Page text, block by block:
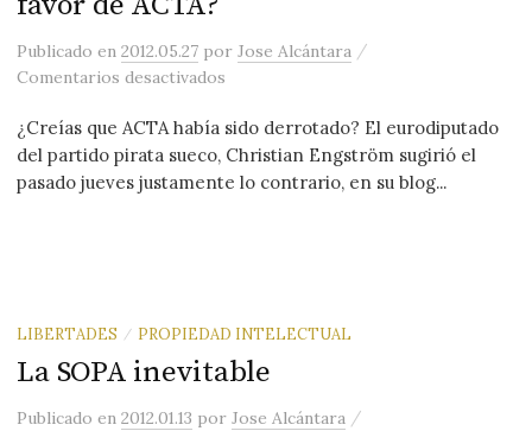
Publicadoen2012.05.27 porJose Alcántara /
Comentarios desactivados
¿Creías que ACTA había sido derrotado? El eurodiputado
del partido pirata sueco, Christian Engström sugirió el
pasado jueves justamente lo contrario, en su blog...
LIBERTADES / PROPIEDAD INTELECTUAL
La SOPA inevitable
Publicadoen2012.01.13 porJose Alcántara /